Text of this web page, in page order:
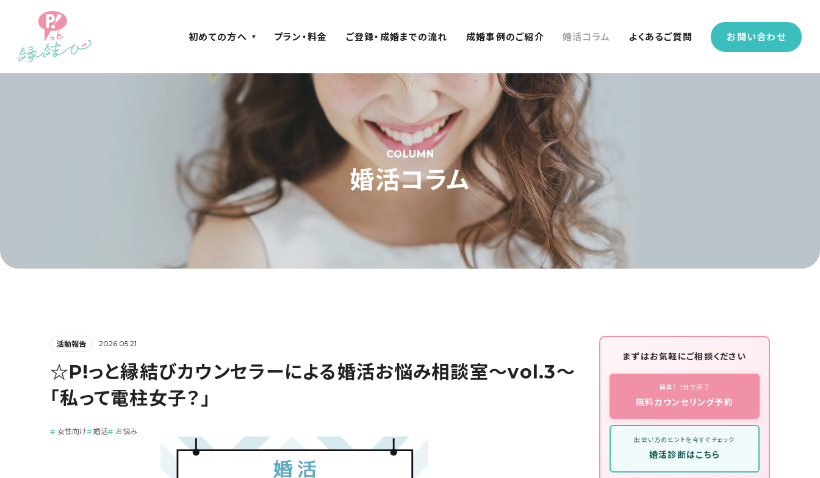
初めての方へ プラン・料金 ご登録・成婚までの流れ 成婚事例のご紹介 婚活コラム よくあるご質問 お問い合わせ
COLUMN
婚活コラム
活動報告 2026.05.21
☆P!っと縁結びカウンセラーによる婚活お悩み相談室～vol.3～
「私って電柱女子？」
女性向け 婚活 お悩み
まずはお気軽にご相談ください
簡単！ 1分で完了
無料カウンセリング予約
出会い方のヒントを今すぐチェック
婚活診断はこちら